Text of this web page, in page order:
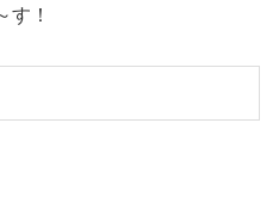
す！